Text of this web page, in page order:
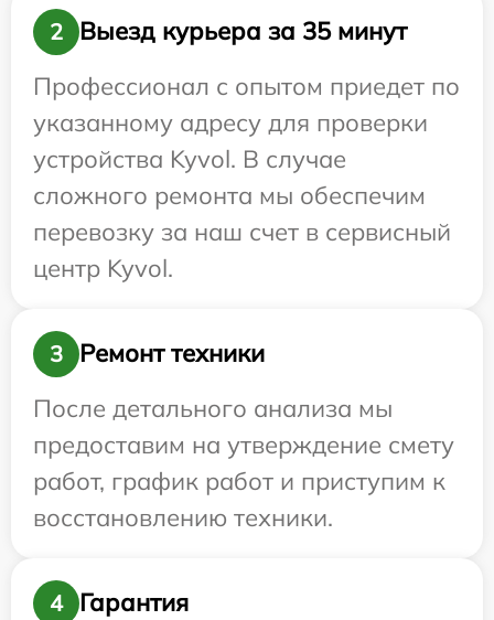
2
Выезд курьера за 35 минут
Профессионал с опытом приедет по
указанному адресу для проверки
устройства Kyvol. В случае
сложного ремонта мы обеспечим
перевозку за наш счет в сервисный
центр Kyvol.
3
Ремонт техники
После детального анализа мы
предоставим на утверждение смету
работ, график работ и приступим к
восстановлению техники.
4 Гарантия